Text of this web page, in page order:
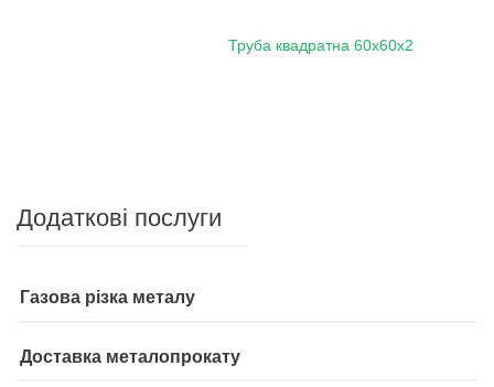
Труба квадратна 60х60х2
Додаткові послуги
Газова різка металу
Доставка металопрокату